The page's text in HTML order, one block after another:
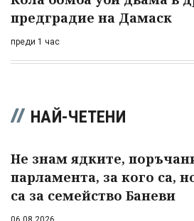
предградие на Дамаск
преди 1 час
НАЙ-ЧЕТЕНИ
Не знам ядките,
парламента, за кого са,
са за семейство Баневи